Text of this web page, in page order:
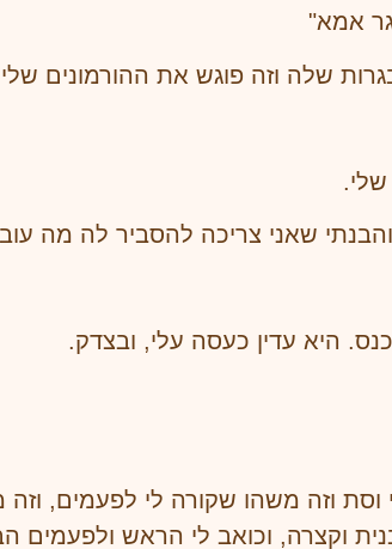
אמא"
שלה וזה פוגש את ההורמונים
שאני צריכה להסביר לה מה
היא עדין כעסה עלי, ובצדק.
וזה משהו שקורה לי לפעמים,
וקצרה, וכואב לי הראש ולפעמים